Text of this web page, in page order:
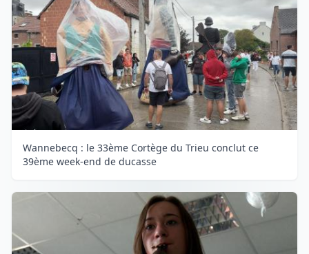
Wannebecq : le 33ème Cortège du Trieu conclut ce
39ème week-end de ducasse